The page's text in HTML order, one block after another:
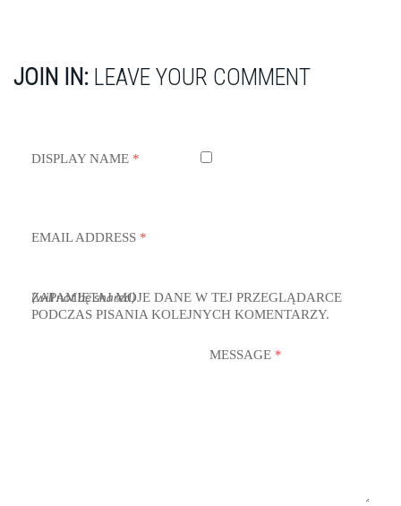
JOIN IN: LEAVE YOUR COMMENT
DISPLAY NAME *
EMAIL ADDRESS *
(will not be shared)
ZAPAMIĘTAJ MOJE DANE W TEJ PRZEGLĄDARCE
PODCZAS PISANIA KOLEJNYCH KOMENTARZY.
MESSAGE *